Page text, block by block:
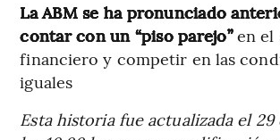
La ABM se ha pronunciado
contar con un “piso parejo”en el
financiero y competir en las
iguales
Esta historia fue actualizada el